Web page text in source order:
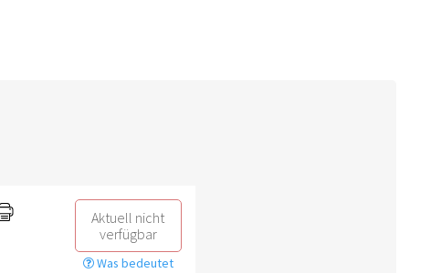
Aktuell nicht
verfügbar
Was bedeutet